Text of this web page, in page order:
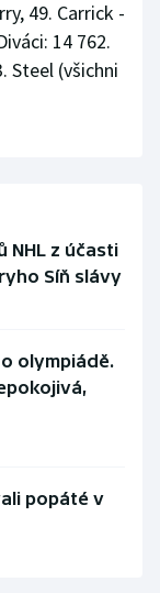
49. Carrick -
14 762.
Steel (všichni
NHL z účasti
Síň slávy
olympiádě.
popáté v